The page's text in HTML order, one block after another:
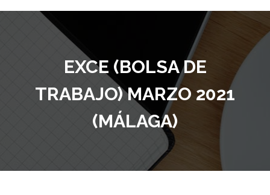
EXCE (BOLSA DE
TRABAJO) MARZO 2021
(MÁLAGA)